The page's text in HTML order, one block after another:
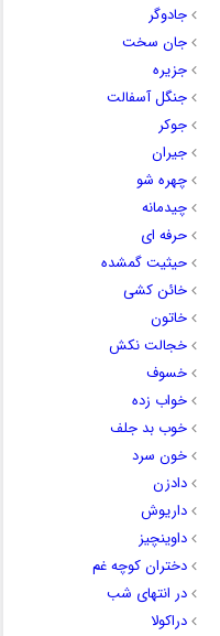
جادوگر
جان سخت
جزیره
جنگل آسفالت
جوکر
جیران
چهره شو
چیدمانه
حرفه ای
حیثیت گمشده
خائن کشی
خاتون
خجالت نکش
خسوف
خواب زده
خوب بد جلف
خون سرد
دادزن
داریوش
داوینچیز
دختران کوچه غم
در انتهای شب
دراکولا